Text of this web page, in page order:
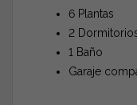
6 Plantas
2
1 Baño
Garaje